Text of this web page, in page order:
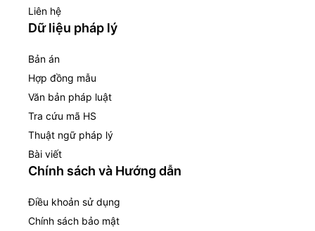
Liên hệ
Dữ liệu pháp lý
Bản án
Hợp đồng mẫu
Văn bản pháp luật
Tra cứu mã HS
Thuật ngữ pháp lý
Bài viết
Chính sách và Hướng dẫn
Điều khoản sử dụng
Chính sách bảo mật